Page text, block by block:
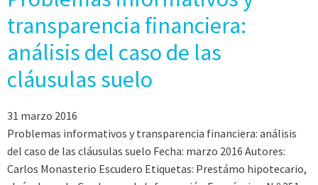
transparencia financiera:
análisis del caso de las
cláusulas suelo
31 marzo 2016
Problemas informativos y transparencia financiera: análisis
del caso de las cláusulas suelo Fecha: marzo 2016 Autores:
Carlos Monasterio Escudero Etiquetas: Prestámo hipotecario,